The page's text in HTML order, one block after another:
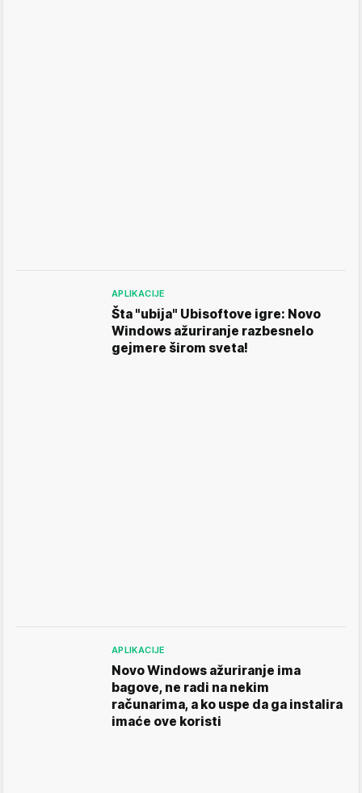
APLIKACIJE
Šta "ubija" Ubisoftove igre: Novo
Windows ažuriranje razbesnelo
gejmere širom sveta!
APLIKACIJE
Novo Windows ažuriranje ima
bagove, ne radi na nekim
računarima, a ko uspe da ga instalira
imaće ove koristi